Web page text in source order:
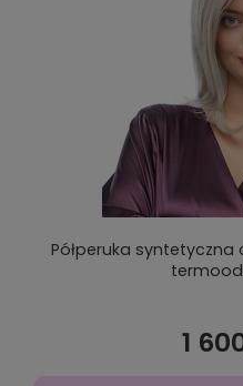
Półperuka
1